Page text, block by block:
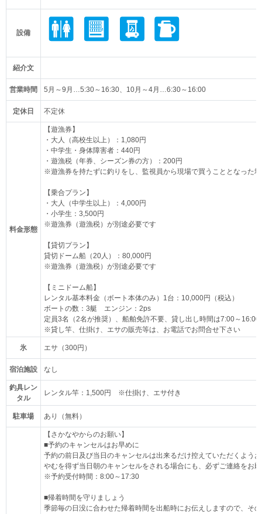
設備
紹介文
営業時間 5月～9月…5:30～16:30、10月～4月…6:30～16:00
定休日 不定休
料金形態
【遊漁券】
・大人（高校生以上）：1,080円
・中学生・身体障害者：440円
・遊漁税（年券、シーズン券の方）：200円
※遊漁券を持たずに釣りをし、監視員から現場で買うこととなった
【乗合プラン】
・大人（中学生以上）：4,000円
・小学生：3,500円
※遊漁券（遊漁税）が別途必要です
【貸切プラン】
貸切ドーム船（20人）：80,000円
※遊漁券（遊漁税）が別途必要です
【ミニドーム船】
レンタル基本料金（ボート本体のみ）1台：10,000円（税込）
ボートの数：3艇 エンジン：2ps
定員3名（2名が推奨）、船舶免許不要、貸し出し時間は7:00～16:00
※貸し竿、仕掛け、エサの販売等は、お電話でお問合せ下さい
氷 エサ（300円）
宿泊施設 なし
釣具レン
タル
レンタル竿：1,500円 ※仕掛け、エサ付き
駐車場 あり（無料）
【さかなやからのお願い】
■予約のキャンセルはお早めに
予約の前日及び当日のキャンセルは出来るだけ控えていただくよう
やむを得ず当日朝のキャンセルをされる場合にも、必ずご連絡をお
※予約受付時間：8:00～17:30
■帰着時間を守りましょう
季節毎の日没に合わせた帰着時間を出船時にお伝えしますので、そ